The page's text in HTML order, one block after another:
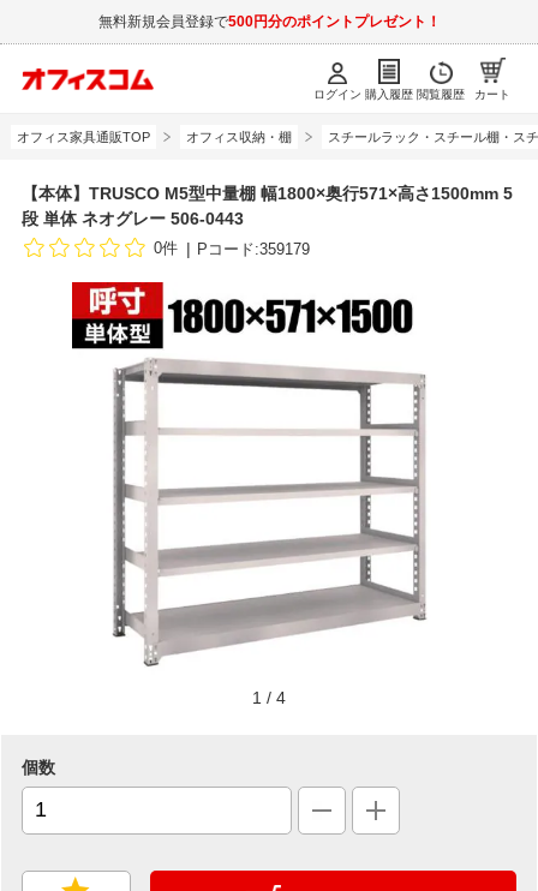
無料新規会員登録で500円分のポイントプレゼント！
ログイン 購入履歴 閲覧履歴 カート
オフィス家具通販TOP オフィス収納・棚 スチールラック・スチール棚・ス
【本体】TRUSCO M5型中量棚 幅1800×奥行571×高さ1500mm 5
段 単体 ネオグレー 506-0443
0件 Pコード:359179
1 / 4
個数